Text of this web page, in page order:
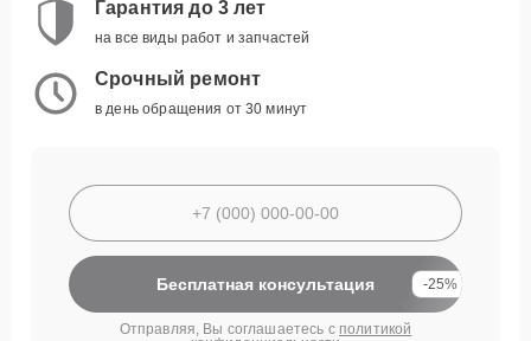
Гарантия до 3 лет
на все виды работ и запчастей
Срочный ремонт
в день обращения от 30 минут
Бесплатная консультация -25%
Отправляя, Вы соглашаетесь с политикой